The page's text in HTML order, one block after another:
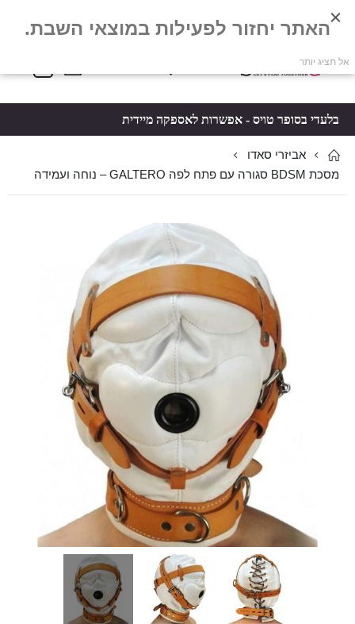
Toggle
סל קניות
בלעדי בסופר טויס - אפשרות לאספקה מיידית
אביזרי סאדו
מסכת BDSM סגורה עם פתח לפה GALTERO – נוחה ועמידה
האתר יחזור לפעילות במוצאי השבת.
אל תציג יותר